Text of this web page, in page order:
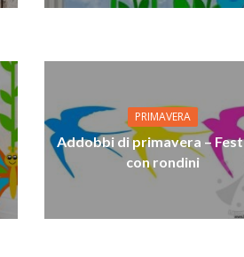
PRIMAVERA
Addobbi di primavera –
con rondini